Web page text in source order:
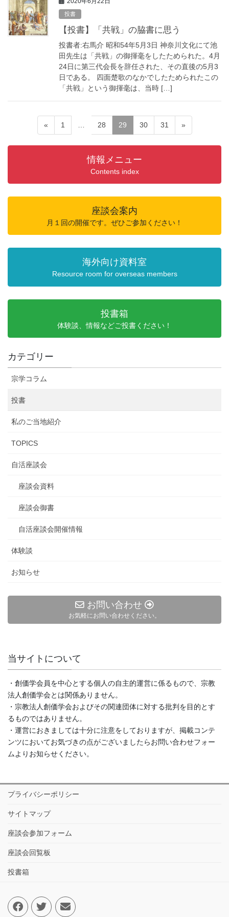
投書
【投書】「共戦」の脇書に思う
投書者:右馬介 昭和54年5月3日 神奈川文化にて池
田先生は「共戦」の御揮毫をしたためられた。4月
24日に第三代会長を辞任された、その直後の5月3
日である。 四面楚歌のなかでしたためられたこの
「共戦」という御揮毫は、当時 […]
« 1 28 29 30 31 »
情報メニュー
Contents index
座談会案内
月１回の開催です。ぜひご参加ください！
海外向け資料室
Resource room for overseas members
投書箱
体験談、情報などご投書ください！
カテゴリー
宗学コラム
投書
私のご当地紹介
TOPICS
自活座談会
座談会資料
座談会御書
自活座談会開催情報
体験談
お知らせ
お問い合わせ
お気軽にお問い合わせください。
当サイトについて
・創価学会員を中心とする個人の自主的運営に係るもので、宗教
法人創価学会とは関係ありません。
・宗教法人創価学会およびその関連団体に対する批判を目的とす
るものではありません。
・運営におきましては十分に注意をしておりますが、掲載コンテ
ンツにおいてお気づきの点がございましたらお問い合わせフォー
ムよりお知らせください。
プライバシーポリシー
サイトマップ
座談会参加フォーム
座談会回覧板
投書箱